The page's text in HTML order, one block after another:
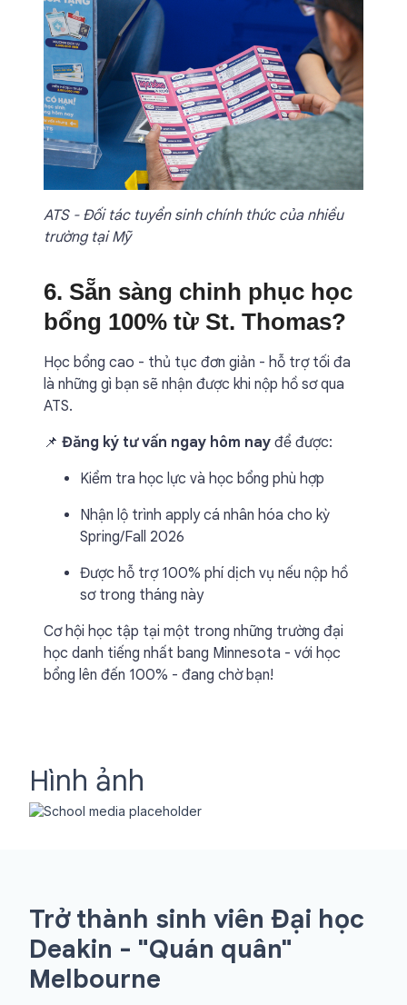
ATS - Đối tác tuyển sinh chính thức của nhiều
trường tại Mỹ
6. Sẵn sàng chinh phục học
bổng 100% từ St. Thomas?
Học bổng cao - thủ tục đơn giản - hỗ trợ tối đa
là những gì bạn sẽ nhận được khi nộp hồ sơ qua
ATS.
📌 Đăng ký tư vấn ngay hôm nay để được:
Kiểm tra học lực và học bổng phù hợp
Nhận lộ trình apply cá nhân hóa cho kỳ
Spring/Fall 2026
Được hỗ trợ 100% phí dịch vụ nếu nộp hồ
sơ trong tháng này
Cơ hội học tập tại một trong những trường đại
học danh tiếng nhất bang Minnesota - với học
bổng lên đến 100% - đang chờ bạn!
Hình ảnh
Trở thành sinh viên Đại học
Deakin - "Quán quân"
Melbourne